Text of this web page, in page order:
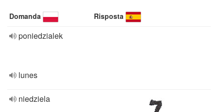
Domanda Risposta
poniedzialek
lunes
niedziela